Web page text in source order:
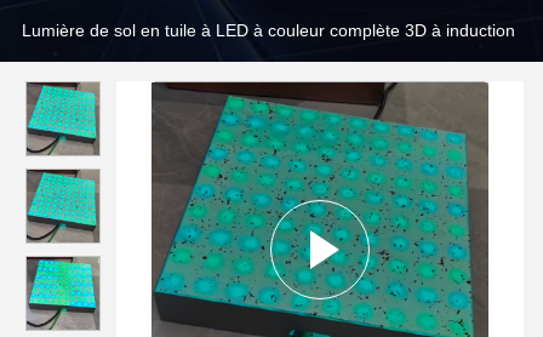
Lumière de sol en tuile à LED à couleur complète 3D à induction